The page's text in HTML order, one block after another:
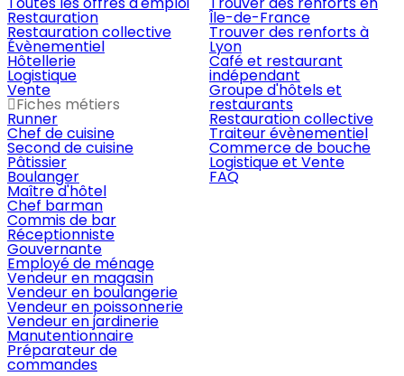
Restauration
Restauration collective
Évènementiel
Hôtellerie
Logistique
Vente
Fiches métiers
Runner
Chef de cuisine
Second de cuisine
Pâtissier
Boulanger
Maître d'hôtel
Chef barman
Commis de bar
Réceptionniste
Gouvernante
Employé de ménage
Vendeur en magasin
Vendeur en boulangerie
Vendeur en poissonnerie
Vendeur en jardinerie
Manutentionnaire
Préparateur de
commandes
Île-de-France
Trouver des renforts à
Lyon
Café et restaurant
indépendant
Groupe d'hôtels et
restaurants
Restauration collective
Traiteur évènementiel
Commerce de bouche
Logistique et Vente
FAQ